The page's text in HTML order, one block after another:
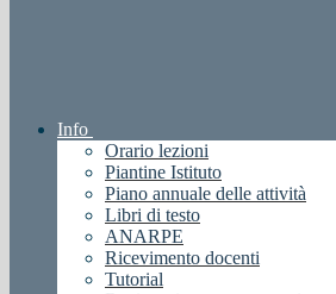
Info
Orario lezioni
Piantine Istituto
Piano annuale delle attività
Libri di testo
ANARPE
Ricevimento docenti
Tutorial